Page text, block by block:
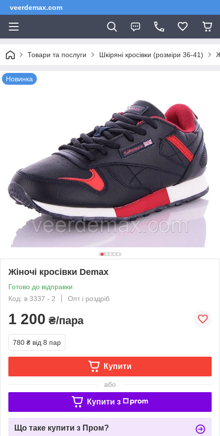
veerdemax.com
Товари та послуги Шкіряні кросівки (розміри 36-41)
Новинка
Жіночі кросівки Demax
Готово до відправки
Код: в 3337 - 2
Опт і роздріб
1 200 ₴/пара
780 ₴ від 8 пар
Купити
або
Купити з
Що таке купити з Пром?